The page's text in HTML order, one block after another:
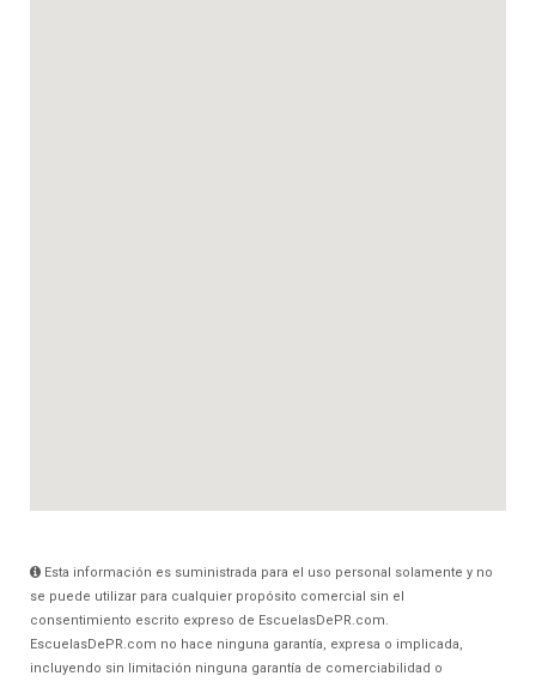
Esta información es suministrada para el uso personal solamente y no
se puede utilizar para cualquier propósito comercial sin el
consentimiento escrito expreso de EscuelasDePR.com.
EscuelasDePR.com no hace ninguna garantía, expresa o implicada,
incluyendo sin limitación ninguna garantía de comerciabilidad o